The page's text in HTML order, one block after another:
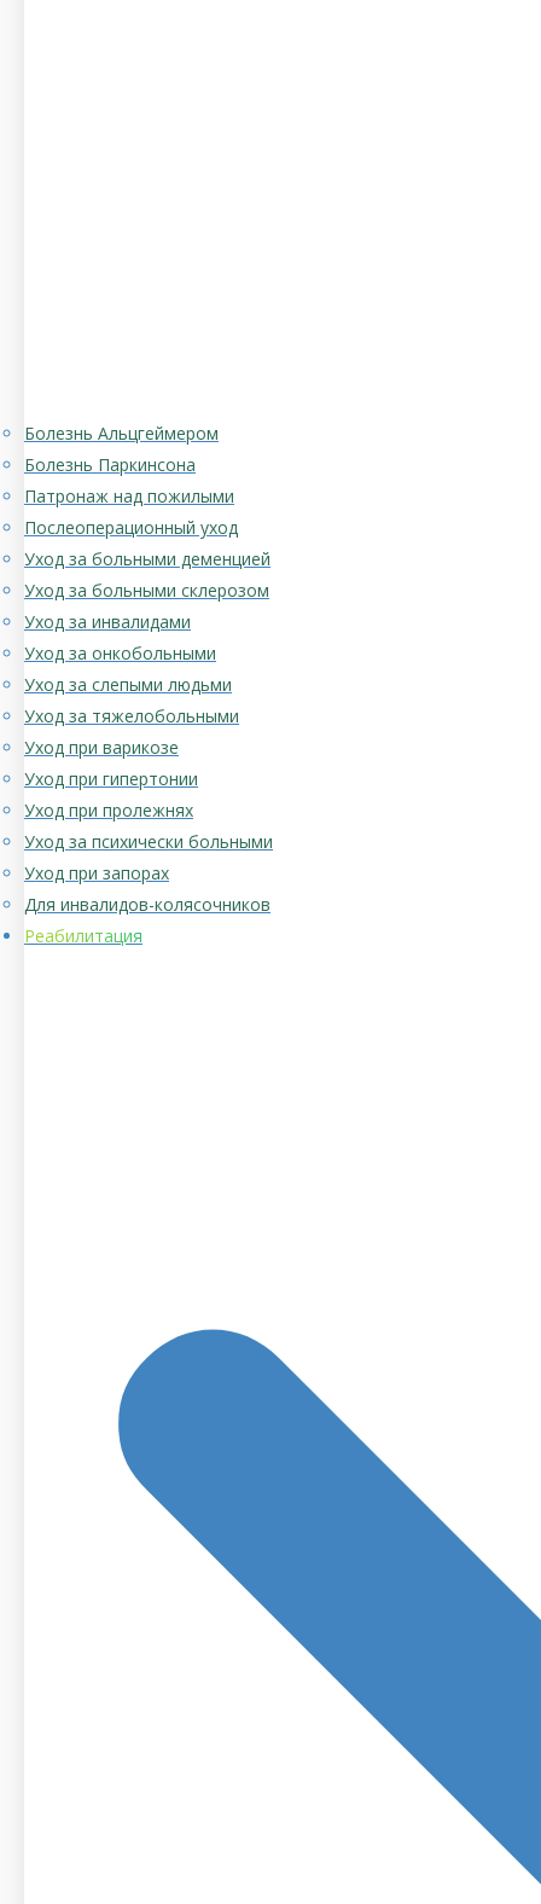
Болезнь Альцгеймером
Болезнь Паркинсона
Патронаж над пожилыми
Послеоперационный уход
Уход за больными деменцией
Уход за больными склерозом
Уход за инвалидами
Уход за онкобольными
Уход за слепыми людьми
Уход за тяжелобольными
Уход при варикозе
Уход при гипертонии
Уход при пролежнях
Уход за психически больными
Уход при запорах
Для инвалидов-колясочников
Реабилитация